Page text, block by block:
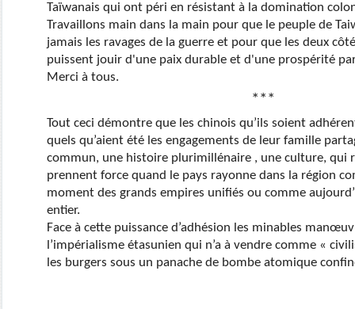
Taïwanais qui ont péri en résistant à la domination
Travaillons main dans la main pour que le peuple de
jamais les ravages de la guerre et pour que les deux
puissent jouir d'une paix durable et d'une prospérité
Merci à tous.
***
Tout ceci démontre que les chinois qu’ils soient
quels qu’aient été les engagements de leur famille
commun, une histoire plurimillénaire , une culture, qui
prennent force quand le pays rayonne dans la région
moment des grands empires unifiés ou comme
entier.
Face à cette puissance d’adhésion les minables
l’impérialisme étasunien qui n’a à vendre comme «
les burgers sous un panache de bombe atomique